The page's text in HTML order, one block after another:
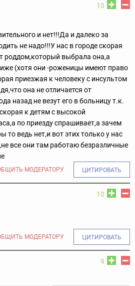
10
и нет!!!Да и далеко за
не надо!!!У нас в городе скорая
роддом,который выбрала она,а
(хотя они -роженицы имеют право
приезжая к человеку с инсультом
она не отличается от
назад не везут его в больницу т.к.
к детям с высокой
по приезду спрашивает,а зачем
ведь нет,и вот этих только у нас
все они там работаю безразличные
МОДЕРАТОРУ ЦИТИРОВАТЬ
10
МОДЕРАТОРУ ЦИТИРОВАТЬ
9